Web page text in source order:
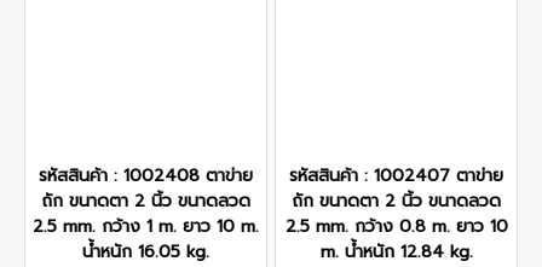
รหัสสินค้า : 1002408 ตาข่าย
ถัก ขนาดตา 2 นิ้ว ขนาดลวด
2.5 mm. กว้าง 1 m. ยาว 10 m.
น้ำหนัก 16.05 kg.
รหัสสินค้า : 1002407 ตาข่าย
ถัก ขนาดตา 2 นิ้ว ขนาดลวด
2.5 mm. กว้าง 0.8 m. ยาว 10
m. น้ำหนัก 12.84 kg.